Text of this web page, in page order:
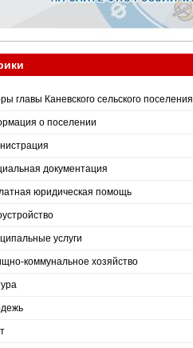
главы Каневского сельского поселения
о поселении
документация
юридическая помощь
услуги
коммунальное хозяйство